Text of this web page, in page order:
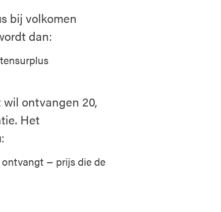
bij volkomen
dan:
ontvangen 20,
Het
− prijs die de